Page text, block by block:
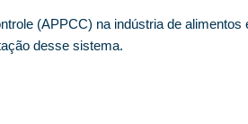
(APPCC) na indústria de
desse sistema.